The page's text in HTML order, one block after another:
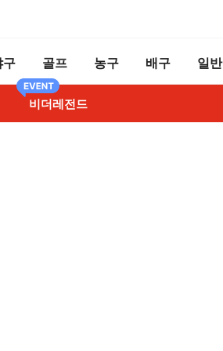
구 골프 농구 배구 일반
비더레전드